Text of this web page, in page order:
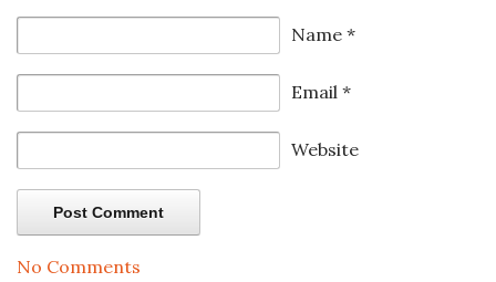
Name *
Email *
Website
No Comments